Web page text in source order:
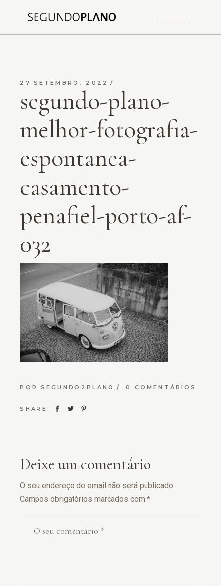
27 SETEMBRO, 2022
segundo-plano-
melhor-fotografia-
espontanea-
casamento-
penafiel-porto-af-
032
POR SEGUNDO2PLANO 0 COMENTÁRIOS
SHARE:
Deixe um comentário
O seu endereço de email não será publicado.
Campos obrigatórios marcados com*